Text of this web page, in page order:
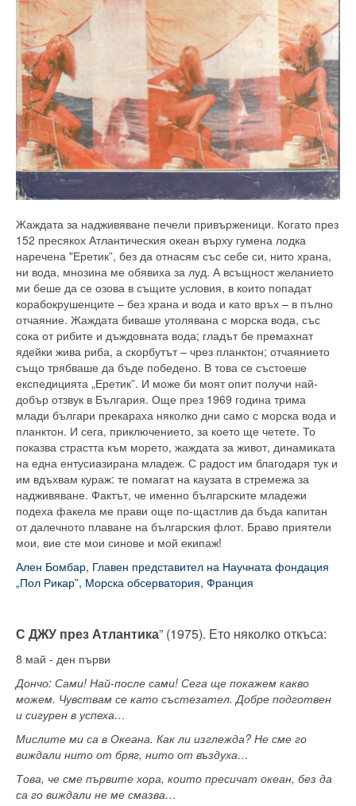
Жаждата за надживяване печели привърженици. Когато през
152 пресякох Атлантическия океан върху гумена лодка
наречена "Еретик”, без да отнасям със себе си, нито храна,
ни вода, мнозина ме обявиха за луд. А всъщност желанието
ми беше да се озова в същите условия, в които попадат
корабокрушенците – без храна и вода и като връх – в пълно
отчаяние. Жаждата биваше утолявана с морска вода, със
сока от рибите и дъждовната вода; гладът бе премахнат
ядейки жива риба, а скорбутът – чрез планктон; отчаянието
също трябваше да бъде победено. В това се състоеше
експедицията „Еретик”. И може би моят опит получи най-
добър отзвук в България. Още през 1969 година трима
млади българи прекараха няколко дни само с морска вода и
планктон. И сега, приключението, за което ще четете. То
показва страстта към морето, жаждата за живот, динамиката
на една ентусиазирана младеж. С радост им благодаря тук и
им вдъхвам кураж: те помагат на каузата в стремежа за
надживяване. Фактът, че именно българските младежи
подеха факела ме прави още по-щастлив да бъда капитан
от далечното плаване на българския флот. Браво приятели
мои, вие сте мои синове и мой екипаж!
Ален Бомбар, Главен представител на Научната фондация
„Пол Рикар”, Морска обсерватория, Франция
С ДЖУ през Атлантика” (1975). Ето няколко откъса:
8 май - ден първи
Дончо: Сами! Най-после сами! Сега ще покажем какво
можем. Чувствам се като състезател. Добре подготвен
и сигурен в успеха…
Мислите ми са в Океана. Как ли изглежда? Не сме го
виждали нито от бряг, нито от въздуха…
Това, че сме първите хора, които пресичат океан, без да
са го виждали не ме смазва…